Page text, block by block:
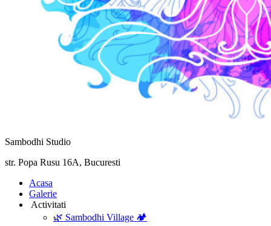
Sambodhi Studio
str. Popa Rusu 16A, Bucuresti
‎Acasa
Galerie
‎ ‎Activitati‎
🌿 Sambodhi Village 🏕️